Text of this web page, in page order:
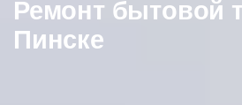
Ремонт бытовой
Пинске